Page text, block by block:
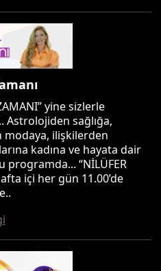
yine sizlerle
Astrolojiden sağlığa,
modaya, ilişkilerden
kadına ve hayata dair
programda... “NİLÜFER
içi her gün 11.00’de